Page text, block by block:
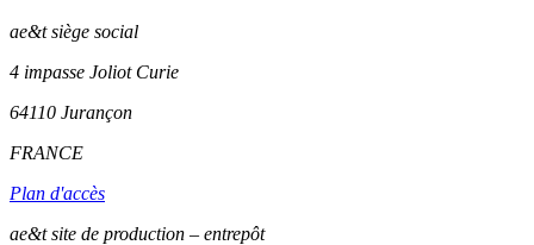
ae&tsiège social
4 impasse Joliot Curie
64110 Jurançon
FRANCE
Plan d'accès
ae&t site de production – entrepôt